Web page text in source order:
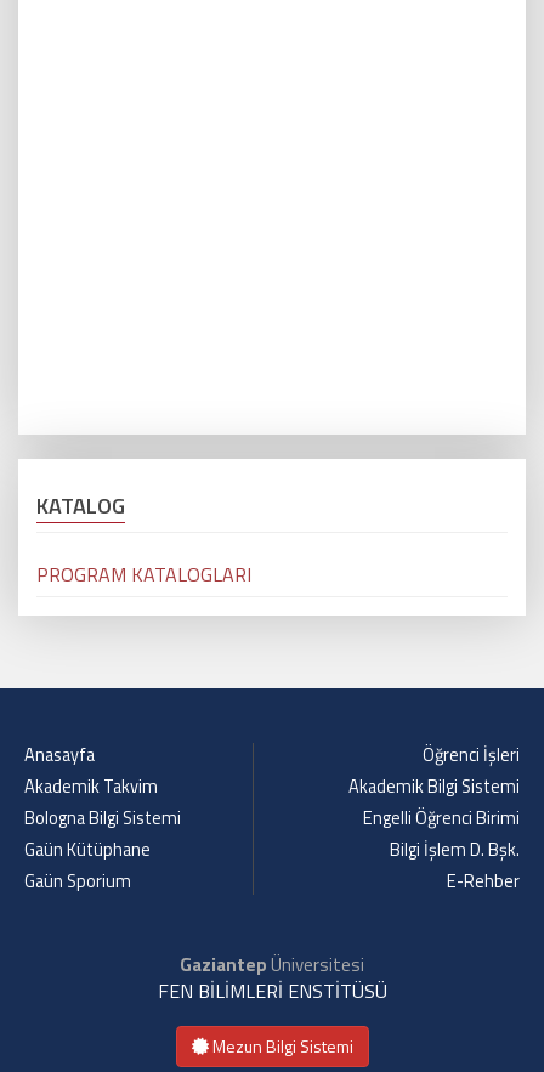
KATALOG
PROGRAM KATALOGLARI
Anasayfa
Akademik Takvim
Bologna Bilgi Sistemi
Gaün Kütüphane
Gaün Sporium
Öğrenci İşleri
Akademik Bilgi Sistemi
Engelli Öğrenci Birimi
Bilgi İşlem D. Bşk.
E-Rehber
GaziantepÜniversitesi
FEN BİLİMLERİ ENSTİTÜSÜ
Mezun Bilgi Sistemi